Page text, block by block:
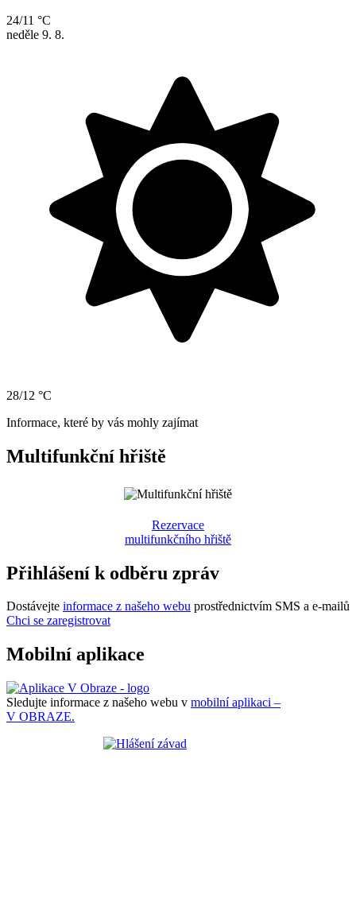
24/11 °C
neděle 9. 8.
28/12 °C
Informace, které by vás mohly zajímat
Multifunkční hřiště
Rezervace
multifunkčního hřiště
Přihlášení k odběru zpráv
Dostávejte informace z našeho webu prostřednictvím SMS a e-mailů
Chci se zaregistrovat
Mobilní aplikace
Sledujte informace z našeho webu v mobilní aplikaci –
V OBRAZE.